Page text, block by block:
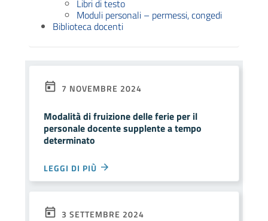
Libri di testo
Moduli personali – permessi, congedi
Biblioteca docenti
7 NOVEMBRE 2024
Modalità di fruizione delle ferie per il
personale docente supplente a tempo
determinato
LEGGI DI PIÙ
3 SETTEMBRE 2024